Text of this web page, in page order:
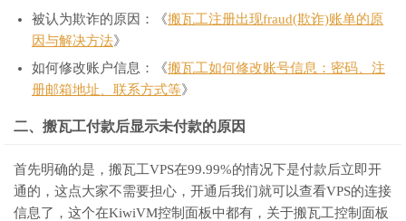
被认为欺诈的原因：《搬瓦工注册出现fraud(欺诈)账单的原
因与解决方法》
如何修改账户信息：《搬瓦工如何修改账号信息：密码、注
册邮箱地址、联系方式等》
二、搬瓦工付款后显示未付款的原因
首先明确的是，搬瓦工VPS在99.99%的情况下是付款后立即开
通的，这点大家不需要担心，开通后我们就可以查看VPS的连接
信息了，这个在KiwiVM控制面板中都有，关于搬瓦工控制面板